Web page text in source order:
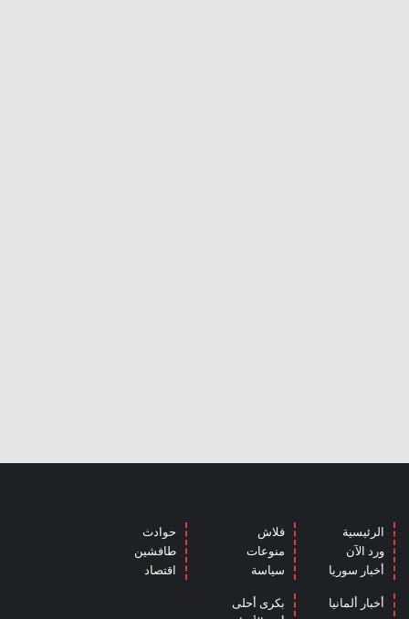
الرئيسية
ورد الآن
أخبار سوريا
فلاش
منوعات
سياسة
حوادث
طافشين
اقتصاد
أخبار ألمانيا
بكرى أحلى